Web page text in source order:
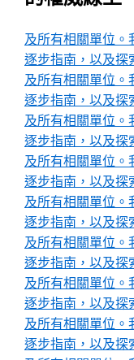
及所有相關單位。
逐步指南，以及探
及所有相關單位。
逐步指南，以及探
及所有相關單位。
逐步指南，以及探
及所有相關單位。
逐步指南，以及探
及所有相關單位。
逐步指南，以及探
及所有相關單位。
逐步指南，以及探
及所有相關單位。
逐步指南，以及探
及所有相關單位。
逐步指南，以及探